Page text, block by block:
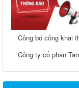
Công bó công khai
Công ty cổ phần